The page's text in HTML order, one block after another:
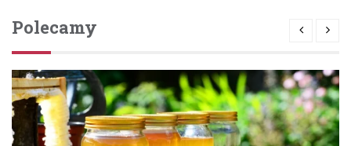
Polecamy